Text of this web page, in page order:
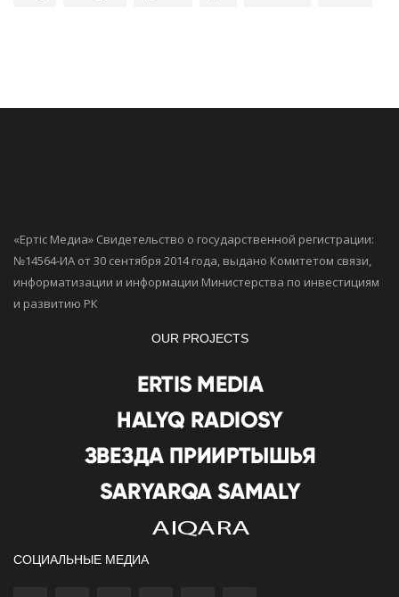
«Ертiс Медиа» Свидетельство о государственной регистрации:
№14564-ИА от 30 сентября 2014 года, выдано Комитетом связи,
информатизации и информации Министерства по инвестициям
и развитию РК
OUR PROJECTS
СОЦИАЛЬНЫЕ МЕДИА